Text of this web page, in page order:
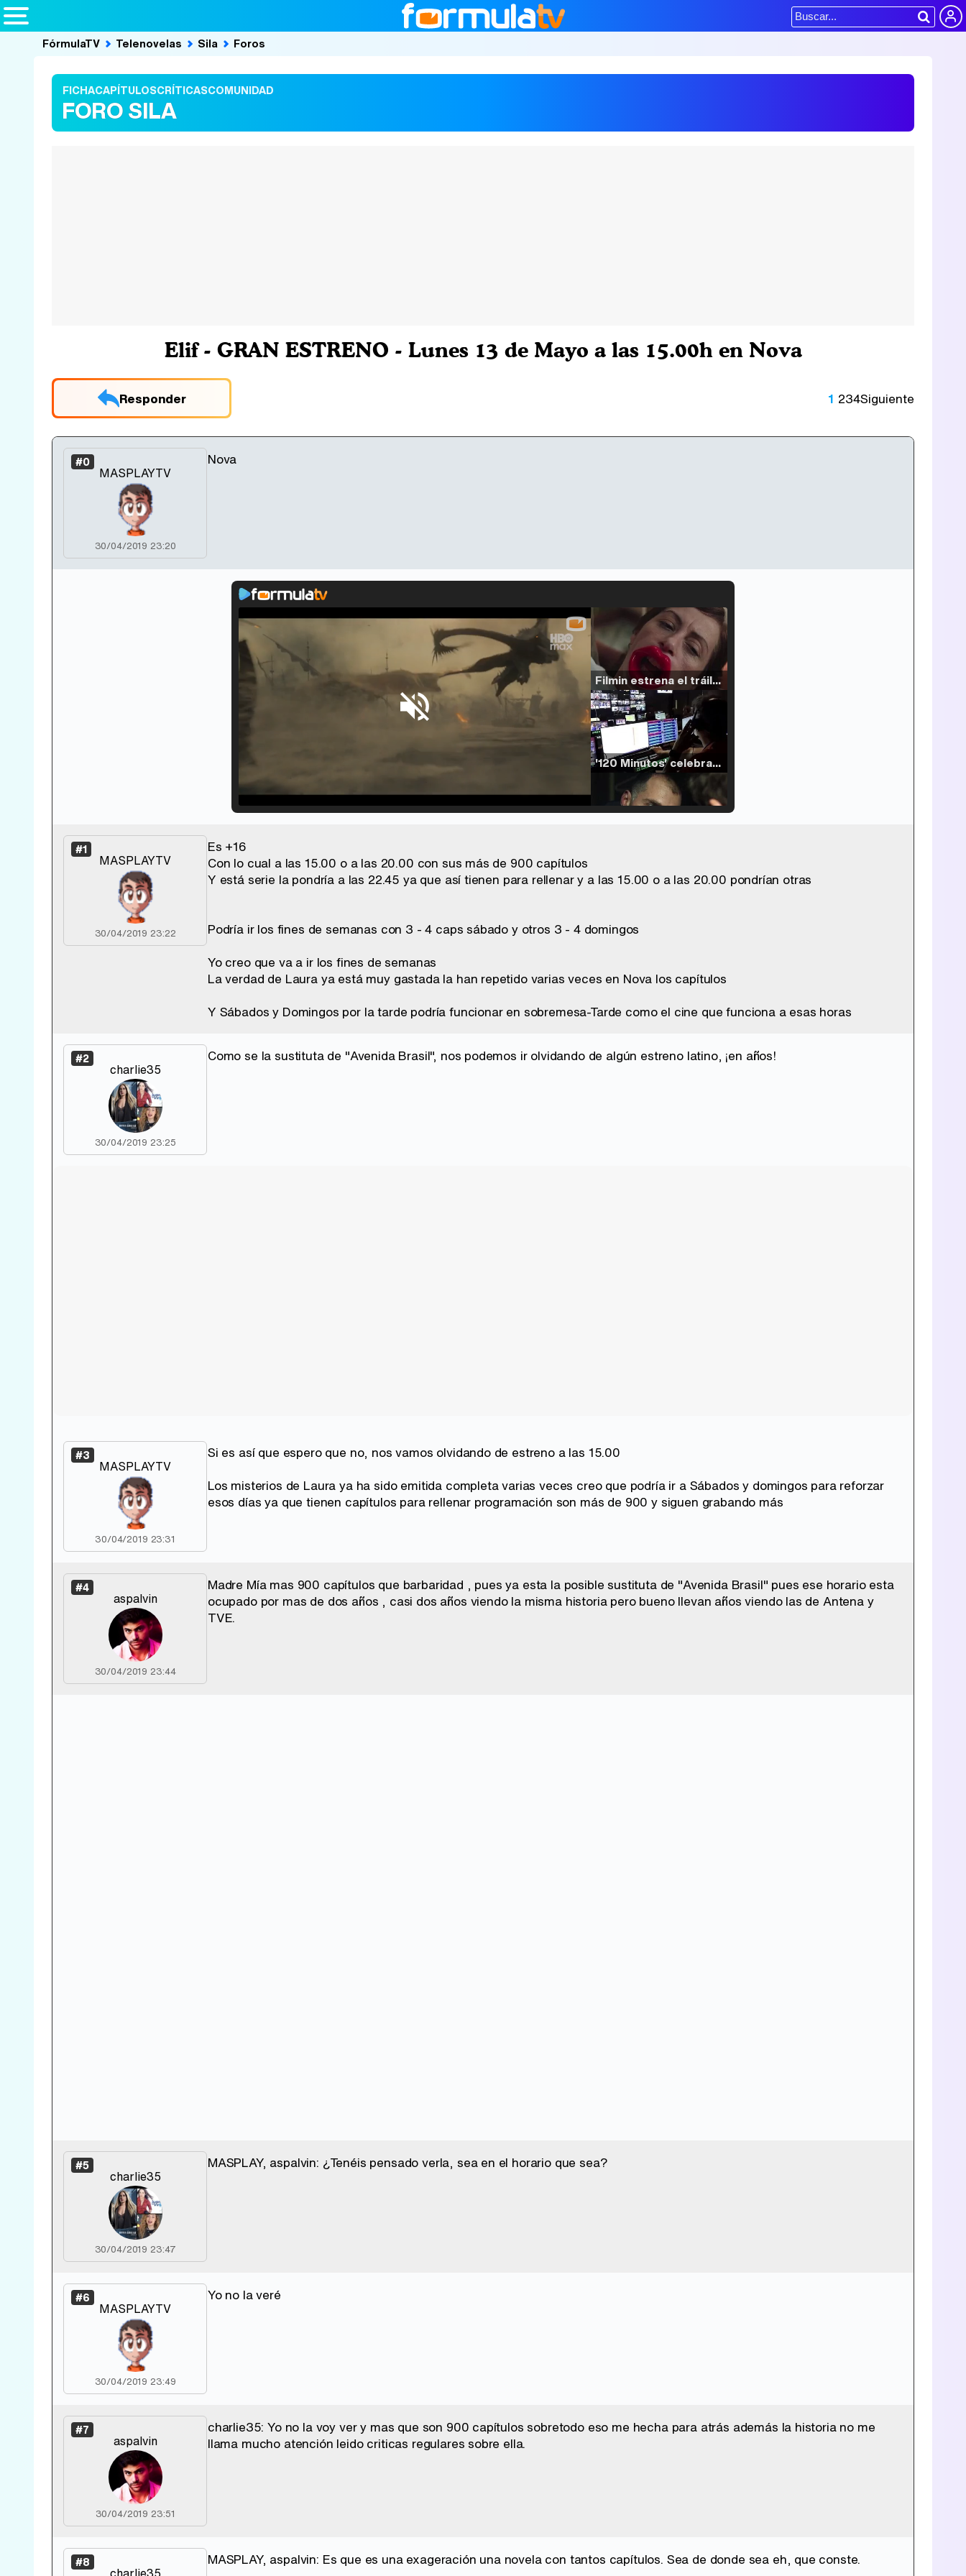
FórmulaTV Telenovelas Sila Foros
FICHACAPÍTULOSCRÍTICASCOMUNIDAD
FORO SILA
Elif - GRAN ESTRENO - Lunes 13 de Mayo a las 15.00h en Nova
Responder 1 234Siguiente
#0
MASPLAYTV
30/04/2019 23:20
Nova
Unmute
Filmin estrena el tráiler de 'Millennial Mal', su nueva comedia universitaria de la mano de Lorena Iglesias
'120 Minutos' celebra sus 2.000 programas en Telemadrid con un vídeo del día a día en la redacción
Tráiler de la tercera temporada de 'The Walking Dead: Dead City' de AMC+
#1
MASPLAYTV
30/04/2019 23:22
Es +16
Con lo cual a las 15.00 o a las 20.00 con sus más de 900 capítulos
Y está serie la pondría a las 22.45 ya que así tienen para rellenar y a las 15.00 o a las 20.00 pondrían otras
Podría ir los fines de semanas con 3 - 4 caps sábado y otros 3 - 4 domingos
Yo creo que va a ir los fines de semanas
La verdad de Laura ya está muy gastada la han repetido varias veces en Nova los capítulos
Y Sábados y Domingos por la tarde podría funcionar en sobremesa-Tarde como el cine que funciona a esas horas
#2
charlie35
30/04/2019 23:25
Como se la sustituta de "Avenida Brasil", nos podemos ir olvidando de algún estreno latino, ¡en años!
#3
MASPLAYTV
30/04/2019 23:31
Si es así que espero que no, nos vamos olvidando de estreno a las 15.00
Los misterios de Laura ya ha sido emitida completa varias veces creo que podría ir a Sábados y domingos para reforzar
esos días ya que tienen capítulos para rellenar programación son más de 900 y siguen grabando más
#4
aspalvin
30/04/2019 23:44
Madre Mía mas 900 capítulos que barbaridad , pues ya esta la posible sustituta de "Avenida Brasil" pues ese horario esta
ocupado por mas de dos años , casi dos años viendo la misma historia pero bueno llevan años viendo las de Antena y
TVE.
#5
charlie35
30/04/2019 23:47
MASPLAY, aspalvin: ¿Tenéis pensado verla, sea en el horario que sea?
#6
MASPLAYTV
30/04/2019 23:49
Yo no la veré
#7
aspalvin
30/04/2019 23:51
charlie35: Yo no la voy ver y mas que son 900 capítulos sobretodo eso me hecha para atrás además la historia no me
llama mucho atención leido criticas regulares sobre ella.
#8 MASPLAY, aspalvin: Es que es una exageración una novela con tantos capítulos. Sea de donde sea eh, que conste.